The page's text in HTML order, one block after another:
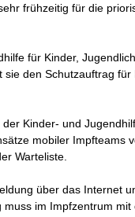
frühzeitig für die
für Kinder,
den Schutzauftrag
Kinder- und
mobiler
Warteliste.
über das Internet
im Impfzentrum